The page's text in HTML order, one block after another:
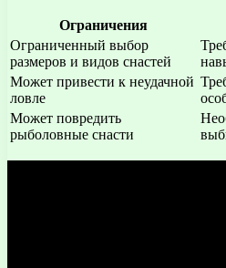
Ограничения
Ограниченный выбор
размеров и видов снастей
Может привести к неудачной
ловле
Может повредить
рыболовные снасти